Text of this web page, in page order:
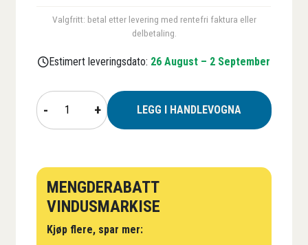
Valgfritt: betal etter levering med rentefri faktura eller
delbetaling.
Estimert leveringsdato: 26 August – 2 September
Vindusmarkise
BILLY
antall
- + LEGG I HANDLEVOGNA
MENGDERABATT
VINDUSMARKISE
Kjøp flere, spar mer: